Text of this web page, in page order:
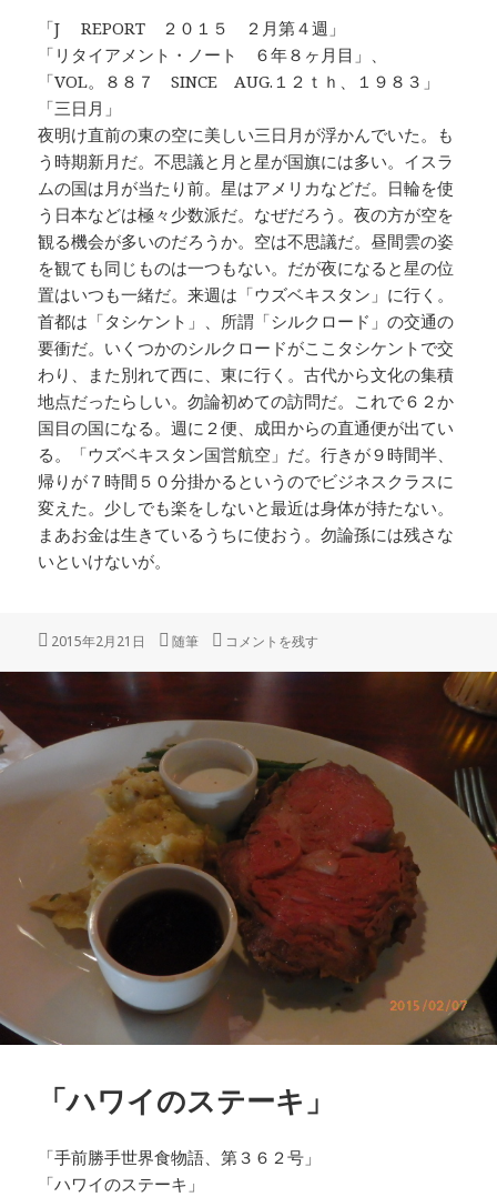
「J REPORT ２０１５ ２月第４週」
「リタイアメント・ノート ６年８ヶ月目」、
「VOL。８８７ SINCE AUG.１２ｔｈ、１９８３」
「三日月」
夜明け直前の東の空に美しい三日月が浮かんでいた。も
う時期新月だ。不思議と月と星が国旗には多い。イスラ
ムの国は月が当たり前。星はアメリカなどだ。日輪を使
う日本などは極々少数派だ。なぜだろう。夜の方が空を
観る機会が多いのだろうか。空は不思議だ。昼間雲の姿
を観ても同じものは一つもない。だが夜になると星の位
置はいつも一緒だ。来週は「ウズベキスタン」に行く。
首都は「タシケント」、所謂「シルクロード」の交通の
要衝だ。いくつかのシルクロードがここタシケントで交
わり、また別れて西に、東に行く。古代から文化の集積
地点だったらしい。勿論初めての訪問だ。これで６２か
国目の国になる。週に２便、成田からの直通便が出てい
る。「ウズベキスタン国営航空」だ。行きが９時間半、
帰りが７時間５０分掛かるというのでビジネスクラスに
変えた。少しでも楽をしないと最近は身体が持たない。
まあお金は生きているうちに使おう。勿論孫には残さな
いといけないが。
投
日:
2015年2月21日
カ
ー
随筆 「数寄屋橋風景」 に
コメントを残す
「ハワイのステーキ」
「手前勝手世界食物語、第３６２号」
「ハワイのステーキ」